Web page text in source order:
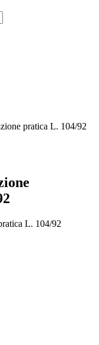
pratica L. 104/92
L. 104/92